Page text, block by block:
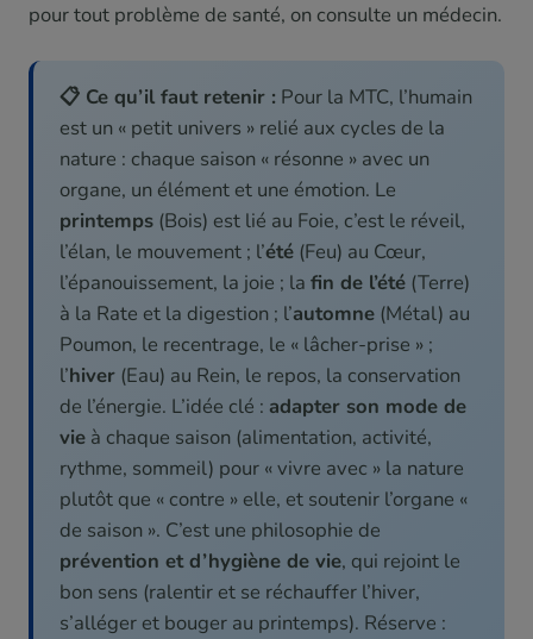
pour tout problème de santé, on consulte un médecin.
📋 Ce qu’il faut retenir : Pour la MTC, l’humain
est un « petit univers » relié aux cycles de la
nature : chaque saison « résonne » avec un
organe, un élément et une émotion. Le
printemps (Bois) est lié au Foie, c’est le réveil,
l’élan, le mouvement ; l’été (Feu) au Cœur,
l’épanouissement, la joie ; la fin de l’été (Terre)
à la Rate et la digestion ; l’automne (Métal) au
Poumon, le recentrage, le « lâcher-prise » ;
l’hiver (Eau) au Rein, le repos, la conservation
de l’énergie. L’idée clé : adapter son mode de
vie à chaque saison (alimentation, activité,
rythme, sommeil) pour « vivre avec » la nature
plutôt que « contre » elle, et soutenir l’organe «
de saison ». C’est une philosophie de
prévention et d’hygiène de vie, qui rejoint le
bon sens (ralentir et se réchauffer l’hiver,
s’alléger et bouger au printemps). Réserve :